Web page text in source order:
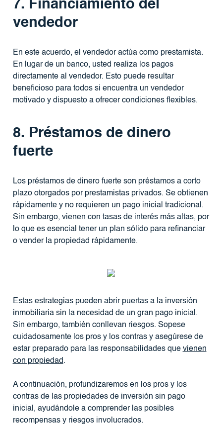
7. Financiamiento del
vendedor
En este acuerdo, el vendedor actúa como prestamista.
En lugar de un banco, usted realiza los pagos
directamente al vendedor. Esto puede resultar
beneficioso para todos si encuentra un vendedor
motivado y dispuesto a ofrecer condiciones flexibles.
8. Préstamos de dinero
fuerte
Los préstamos de dinero fuerte son préstamos a corto
plazo otorgados por prestamistas privados. Se obtienen
rápidamente y no requieren un pago inicial tradicional.
Sin embargo, vienen con tasas de interés más altas, por
lo que es esencial tener un plan sólido para refinanciar
o vender la propiedad rápidamente.
Estas estrategias pueden abrir puertas a la inversión
inmobiliaria sin la necesidad de un gran pago inicial.
Sin embargo, también conllevan riesgos. Sopese
cuidadosamente los pros y los contras y asegúrese de
estar preparado para las responsabilidades que vienen
con propiedad.
A continuación, profundizaremos en los pros y los
contras de las propiedades de inversión sin pago
inicial, ayudándole a comprender las posibles
recompensas y riesgos involucrados.